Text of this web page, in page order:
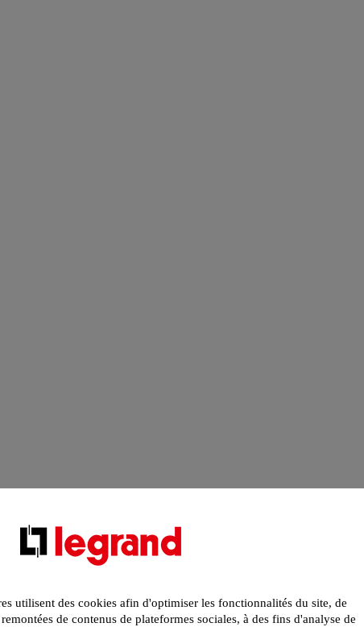
utilisent des cookies afin d'optimiser les fonctionnalités du site, de
de contenus de plateformes sociales, à des fins d'analyse de